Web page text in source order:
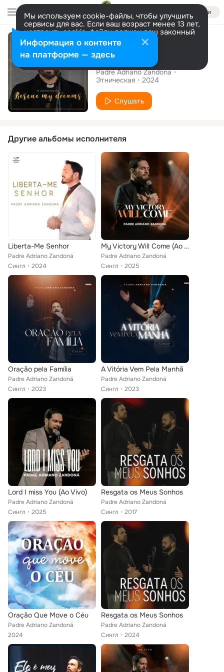
Войти
Мы используем cookie-файлы, чтобы улучшить
сервисы для вас. Если ваш возраст менее 13 лет,
настроить cookie-файлы должен ваш законный
представитель. Больше информации
Разрешить все Настроить
Сингл
Rescue My Dreams
Padre Adriano Zandoná
Этническая
2024
Слушать
Другие альбомы исполнителя
Liberta-Me Senhor
Padre Adriano Zandoná
Сингл
2024
My Victory Will Come (Ao Vivo)
Padre Adriano Zandoná
Сингл
2025
Oração pela Família
Padre Adriano Zandoná
Сингл
2023
A Vitória Vem Pela Manhã
Padre Adriano Zandoná
Сингл
2023
Lord I miss You (Ao Vivo)
Padre Adriano Zandoná
Сингл
2025
Resgata os Meus Sonhos
Padre Adriano Zandoná
Сингл
2017
Oração Que Move o Céu
Padre Adriano Zandoná
2024
Resgata os Meus Sonhos
Padre Adriano Zandoná
Сингл
2024
Информация о контенте
на платформе — здесь